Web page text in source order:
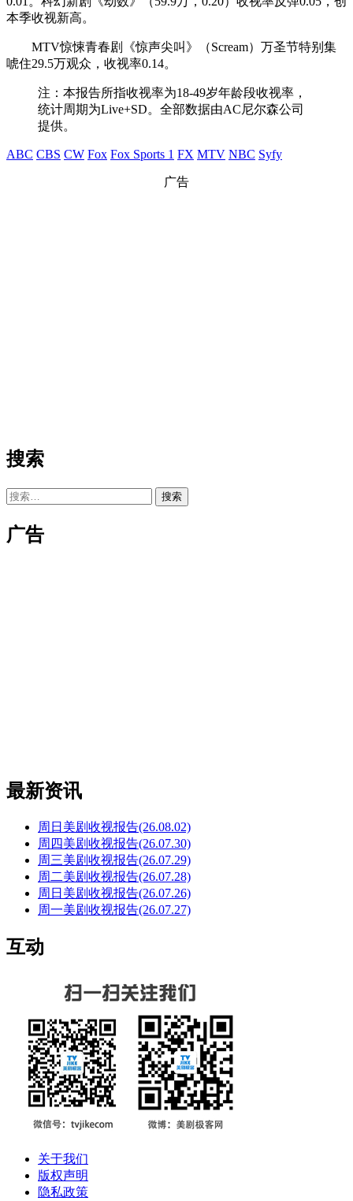
本季收视新高。
MTV惊悚青春剧《惊声尖叫》（Scream）万圣节特别集
唬住29.5万观众，收视率0.14。
注：本报告所指收视率为18-49岁年龄段收视率，
统计周期为Live+SD。全部数据由AC尼尔森公司
提供。
ABC CBS CW Fox Fox Sports 1 FX MTV NBC Syfy
广告
搜索
搜
广告
最新资讯
周日美剧收视报告(26.08.02)
周四美剧收视报告(26.07.30)
周三美剧收视报告(26.07.29)
周二美剧收视报告(26.07.28)
周日美剧收视报告(26.07.26)
周一美剧收视报告(26.07.27)
互动
关于我们
版权声明
隐私政策